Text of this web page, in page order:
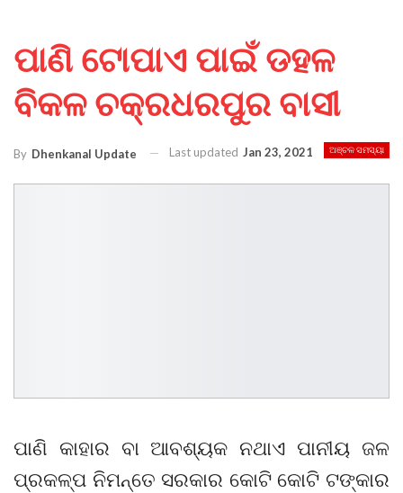
ପାଣି ଟୋପାଏ ପାଇଁ ଡହଳ
ବିକଳ ଚକ୍ରଧରପୁର ବାସୀ
ଅଞ୍ଚଳ ସମସ୍ୟା
By Dhenkanal Update Last updated Jan 23, 2021
ପାଣି କାହାର ବା ଆବଶ୍ୟକ ନଥାଏ ପାନୀୟ ଜଳ
ପ୍ରକଳ୍ପ ନିମନ୍ତେ ସରକାର କୋଟି କୋଟି ଟଙ୍କାର